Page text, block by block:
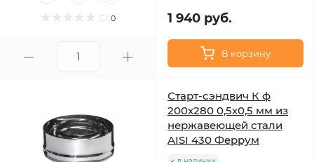
0 1 940 руб.
В корзину
Старт-сэндвич К ф
200х280 0,5х0,5 мм из
нержавеющей стали
AISI 430 Феррум